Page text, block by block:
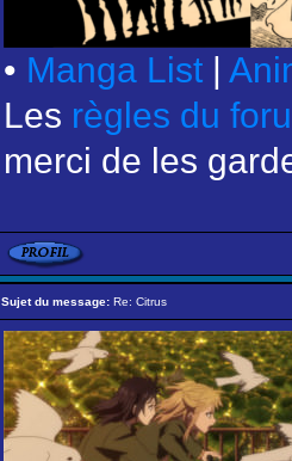
• Manga List |
Les règles du
merci de les
Sujet du message: Re: Citrus